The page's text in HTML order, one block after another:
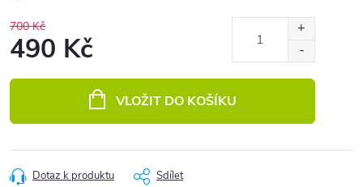
700 Kč
490 Kč
VLOŽIT DO KOŠÍKU
Dotaz k produktu Sdílet